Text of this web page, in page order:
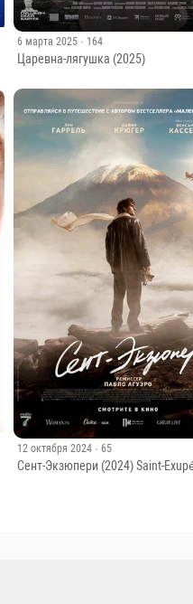
6 марта 2025
Царевна-лягушка (2025)